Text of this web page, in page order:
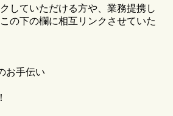
していただける方や、業務提携し
の下の欄に相互リンクさせていた
お手伝い